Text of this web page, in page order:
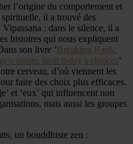
l’origine du comportement et
il a trouvé des
: dans le silence, il a
histoires qui nous expliquent
son livre ‘Breaking Rank:
stories limit today’s choices‘
cerveau, d’où viennent les
faire des choix plus efficaces.
et ‘eux’ qui influencent non
mais aussi les groupes
un bouddhiste zen :